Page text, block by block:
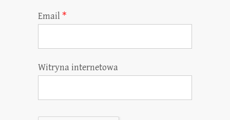
Email *
Witryna internetowa